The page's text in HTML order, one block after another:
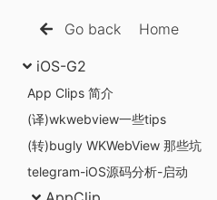
Go back Home
iOS-G2
App Clips 简介
(译)wkwebview一些tips
(转)bugly WKWebView 那些坑
telegram-iOS源码分析-启动